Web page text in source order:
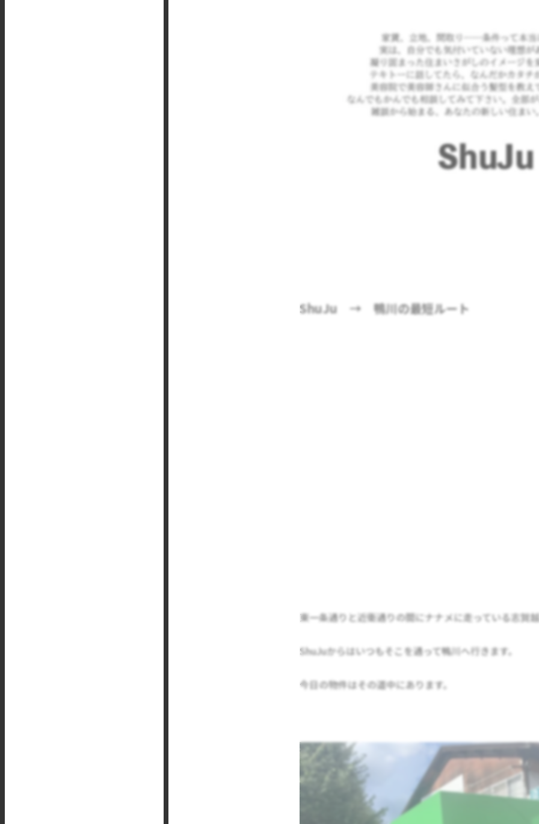
ShuJu → 鴨川の最短ルート
東一条通りと近衛通りの間にナナメに走っている志賀
ShuJuからはいつもそこを通って鴨川へ行きます。
今日の物件はその道中にあります。